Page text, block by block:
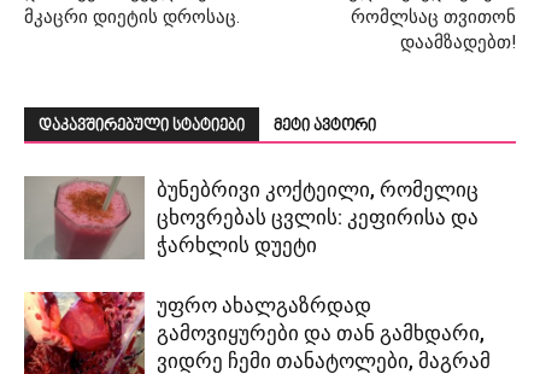
მკაცრი დიეტის დროსაც.
რომლსაც თვითონ
დაამზადებთ!
დაკავშირებული სტატიები მეტი ავტორი
ბუნებრივი კოქტეილი, რომელიც
ცხოვრებას ცვლის: კეფირისა და
ჭარხლის დუეტი
უფრო ახალგაზრდად
გამოვიყურები და თან გამხდარი,
ვიდრე ჩემი თანატოლები, მაგრამ